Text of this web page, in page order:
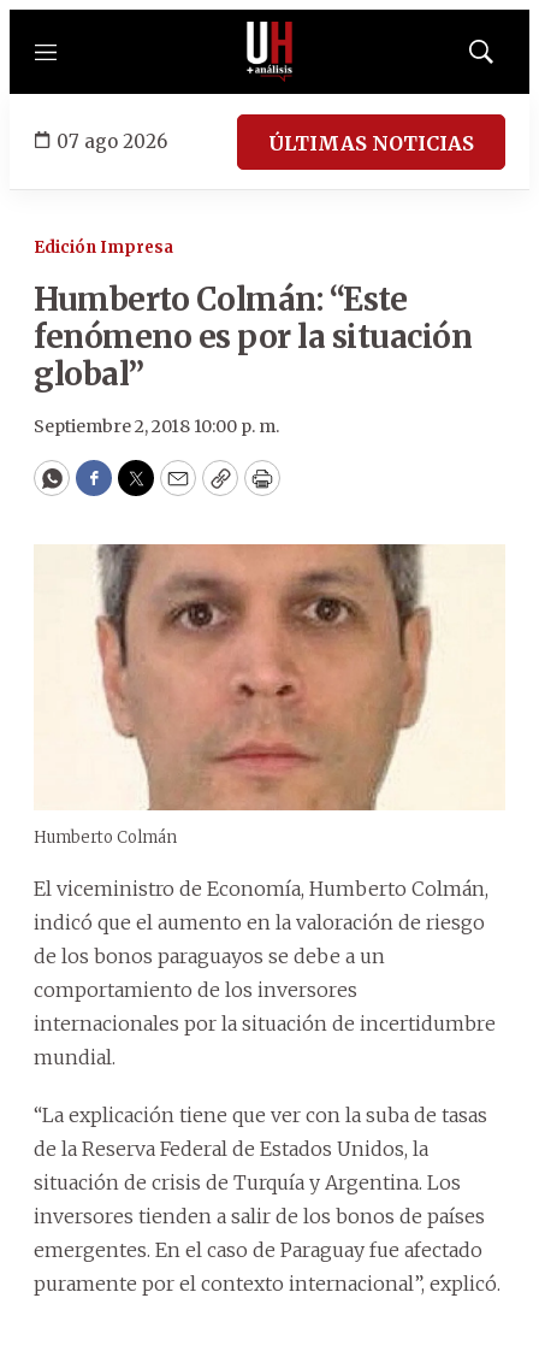
Menú
Mostrar
07 ago 2026 ÚLTIMAS NOTICIAS
Edición Impresa
Humberto Colmán: “Este
fenómeno es por la situación
global”
Septiembre 2, 2018 10:00 p. m.
WhatsApp
Facebook
Twitter
EmailCopyPrint
Humberto Colmán
El viceministro de Economía, Humberto Colmán,
indicó que el aumento en la valoración de riesgo
de los bonos paraguayos se debe a un
comportamiento de los inversores
internacionales por la situación de incertidumbre
mundial.
“La explicación tiene que ver con la suba de tasas
de la Reserva Federal de Estados Unidos, la
situación de crisis de Turquía y Argentina. Los
inversores tienden a salir de los bonos de países
emergentes. En el caso de Paraguay fue afectado
puramente por el contexto internacional”, explicó.